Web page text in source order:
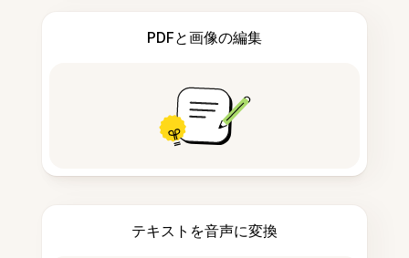
PDFと画像の編集
テキストを音声に変換